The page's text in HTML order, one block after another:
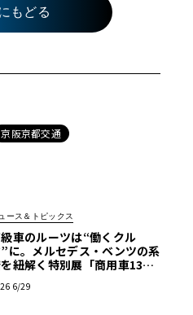
もどる
京阪京都交通
ース＆トピックス
車のルーツは“働くクル
に。メルセデス・ベンツの系
紐解く特別展「商用車130
6/29